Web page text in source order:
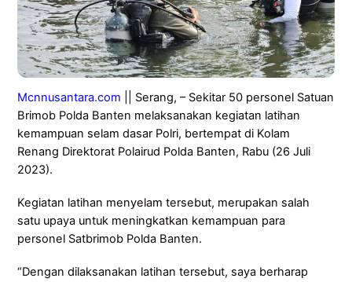
Mcnnusantara.com || Serang, – Sekitar 50 personel Satuan
Brimob Polda Banten melaksanakan kegiatan latihan
kemampuan selam dasar Polri, bertempat di Kolam
Renang Direktorat Polairud Polda Banten, Rabu (26 Juli
2023).
Kegiatan latihan menyelam tersebut, merupakan salah
satu upaya untuk meningkatkan kemampuan para
personel Satbrimob Polda Banten.
“Dengan dilaksanakan latihan tersebut, saya berharap